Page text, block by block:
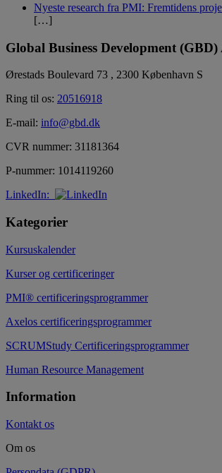
Nyeste research fra PMI: Fremtidens
[…]
Global Business Development (GBD)
Ørestads Boulevard 73 , 2300 København S
Ring til os: 20516918
E-mail: info@gbd.dk
CVR nummer: 31181364
P-nummer: 1014119260
LinkedIn:
Kategorier
Kursuskalender
Kurser og certificeringer
PMI® certificeringsprogrammer
Axelos certificeringsprogrammer
SCRUMStudy Certificeringsprogrammer
Human Resource Management
Information
Kontakt os
Om os